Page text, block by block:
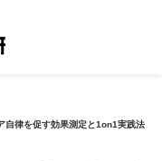
自律を促す効果測定と1on1実践法